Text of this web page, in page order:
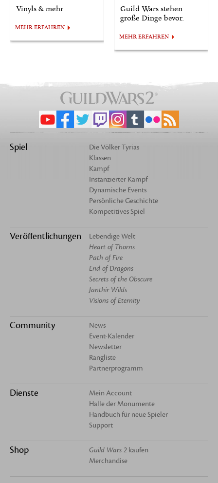
Vinyls & mehr
MEHR ERFAHREN
Guild Wars stehen
große Dinge bevor.
MEHR ERFAHREN
Spiel
Die Völker Tyrias
Klassen
Kampf
Instanzierter Kampf
Dynamische Events
Persönliche Geschichte
Kompetitives Spiel
Veröffentlichungen
Lebendige Welt
Heart of Thorns
Path of Fire
End of Dragons
Secrets of the Obscure
Janthir Wilds
Visions of Eternity
Community
News
Event-Kalender
Newsletter
Rangliste
Partnerprogramm
Dienste
Mein Account
Halle der Monumente
Handbuch für neue Spieler
Support
Shop Guild Wars 2 kaufen
Merchandise